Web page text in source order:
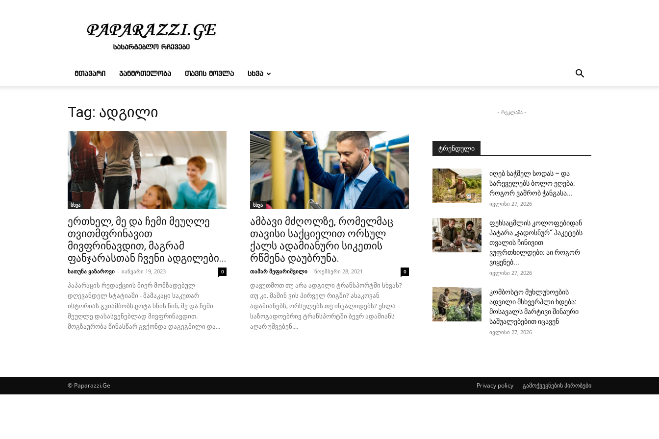
რჩევები
ᲛᲗᲐᲕᲐᲠᲘ ᲯᲐᲜᲛᲠᲗᲔᲚᲝᲑᲐ ᲗᲐᲕᲘᲡ ᲛᲝᲕᲚᲐ ᲡᲮᲕᲐ
Tag: ადგილი
სხვა
ერთხელ, მე და ჩემი მეუღლე
თვითმფრინავით
მივფრინავდით, მაგრამ
ფანჯარასთან ჩვენი ადგილები...
ხათუნა ყაზაროვი - იანვარი 19, 2023 0
პაპარაცის რედაქციის მიერ მომზადებულ
დღევანდელ სტატიაში - მამაკაცი საკუთარ
ისტორიას გვიამბობს.ცოტა ხნის წინ, მე და ჩემი
მეუღლე დასასვენებლად მივფრინავდით.
მოგზაურობა წინასწარ გვქონდა დაგეგმილი და...
სხვა
ამბავი მძღოლზე, რომელმაც
თავისი საქციელით ორსულ
ქალს ადამიანური სიკეთის
რწმენა დაუბრუნა.
თამარ მეფარიშვილი - ნოემბერი 28, 2021 0
დავუთმოთ თუ არა ადგილი ტრანსპორტში სხვას?
თუ კი, მაშინ ვის პირველ რიგში? ასაკოვან
ადამიანებს, ორსულებს თუ ინვალიდებს? ეხლა
საზოგადოებრივ ტრანსპორტში ბევრ ადამიანს
აღარ უშვებენ....
- რეკლამა -
ტრენდული
იღებ საჭმელ სოდას – და
სარეველებს ბოლო ეღება:
როგორ ვაშრობ ჭანგასა...
ივლისი 27, 2026
ფეხსაცმლის კოლოფებიდან
პატარა „ჯადოსნურ“ პაკეტებს
თვალის ჩინივით
ვუფრთხილდები: აი როგორ
ვიყენებ...
ივლისი 27, 2026
კომბოსტო მუხლუხოების
ადვილი მსხვერპლი ხდება:
მოსავალს მარტივი შინაური
საშუალებებით იცავენ
ივლისი 27, 2026
Privacy policy გამოქვეყნების პირობები
© Paparazzi.Ge